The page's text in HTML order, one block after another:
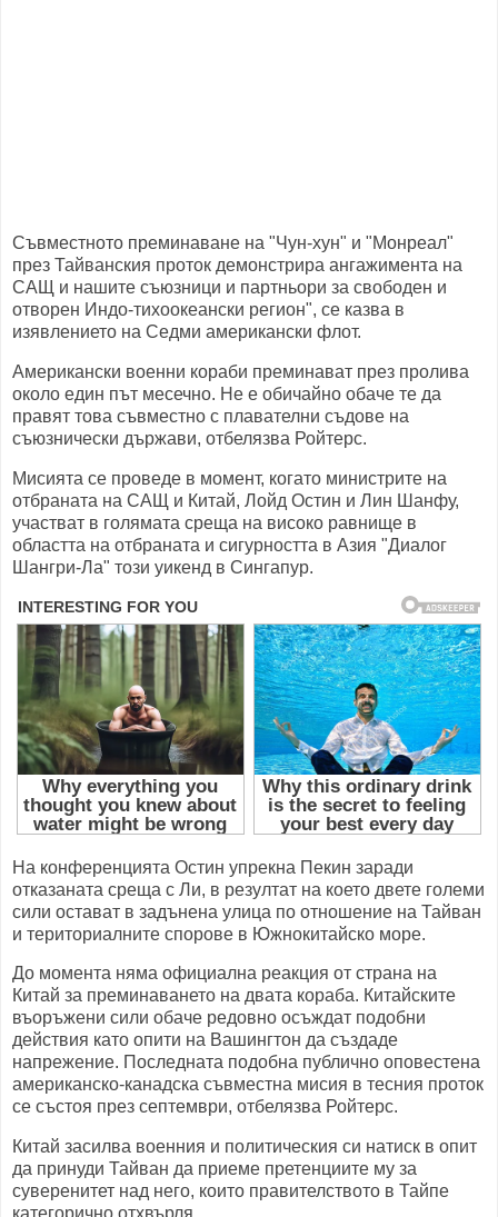
Съвместното преминаване на "Чун-хун" и "Монреал"
през Тайванския проток демонстрира ангажимента на
САЩ и нашите съюзници и партньори за свободен и
отворен Индо-тихоокеански регион", се казва в
изявлението на Седми американски флот.
Американски военни кораби преминават през пролива
около един път месечно. Не е обичайно обаче те да
правят това съвместно с плавателни съдове на
съюзнически държави, отбелязва Ройтерс.
Мисията се проведе в момент, когато министрите на
отбраната на САЩ и Китай, Лойд Остин и Лин Шанфу,
участват в голямата среща на високо равнище в
областта на отбраната и сигурността в Азия "Диалог
Шангри-Ла" този уикенд в Сингапур.
На конференцията Остин упрекна Пекин заради
отказаната среща с Ли, в резултат на което двете големи
сили остават в задънена улица по отношение на Тайван
и териториалните спорове в Южнокитайско море.
До момента няма официална реакция от страна на
Китай за преминаването на двата кораба. Китайските
въоръжени сили обаче редовно осъждат подобни
действия като опити на Вашингтон да създаде
напрежение. Последната подобна публично оповестена
американско-канадска съвместна мисия в тесния проток
се състоя през септември, отбелязва Ройтерс.
Китай засилва военния и политическия си натиск в опит
да принуди Тайван да приеме претенциите му за
суверенитет над него, които правителството в Тайпе